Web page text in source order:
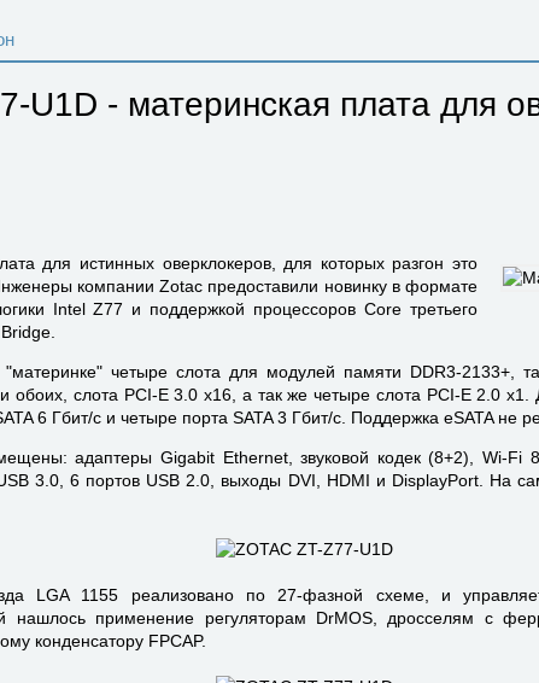
U1D - материнская плата для
для истинных оверклокеров, для которых разгон это
компании Zotac предоставили новинку в формате
Intel Z77 и поддержкой процессоров Core третьего
"материнке" четыре слота для модулей памяти DDR3-
обоих, слота PCI-E 3.0 x16, а так же четыре слота PCI-E 2.0
6 Гбит/с и четыре порта SATA 3 Гбит/с. Поддержка eSATA не
адаптеры Gigabit Ethernet, звуковой кодек (8+2), Wi-Fi
3.0, 6 портов USB 2.0, выходы DVI, HDMI и DisplayPort. На
LGA 1155 реализовано по 27-фазной схеме, и
применение регуляторам DrMOS, дросселям с
конденсатору FPCAP.